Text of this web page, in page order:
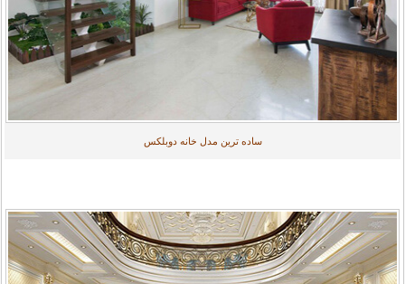
ساده ترین مدل خانه دوبلکس